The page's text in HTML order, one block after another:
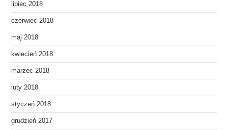
lipiec 2018
czerwiec 2018
maj 2018
kwiecień 2018
marzec 2018
luty 2018
styczeń 2018
grudzień 2017